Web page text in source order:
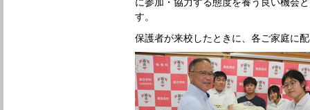
す。
保護者が来校したときに、各ご家庭に